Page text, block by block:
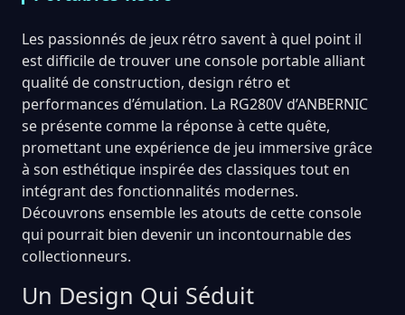
Les passionnés de jeux rétro savent à quel point il
est difficile de trouver une console portable alliant
qualité de construction, design rétro et
performances d’émulation. La RG280V d’ANBERNIC
se présente comme la réponse à cette quête,
promettant une expérience de jeu immersive grâce
à son esthétique inspirée des classiques tout en
intégrant des fonctionnalités modernes.
Découvrons ensemble les atouts de cette console
qui pourrait bien devenir un incontournable des
collectionneurs.
Un Design Qui Séduit